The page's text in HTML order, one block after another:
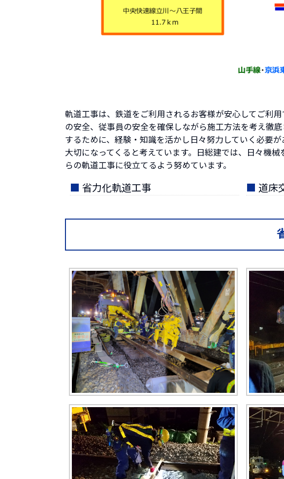
軌道工事は、鉄道をご利用されるお客様が安心してご利
の安全、従事員の安全を確保しながら施工方法を考え徹
するために、経験・知識を活かし日々努力していく必要
大切になってくると考えています。日総建では、日々機
らの軌道工事に役立てるよう努めています。
省力化軌道工事 道床